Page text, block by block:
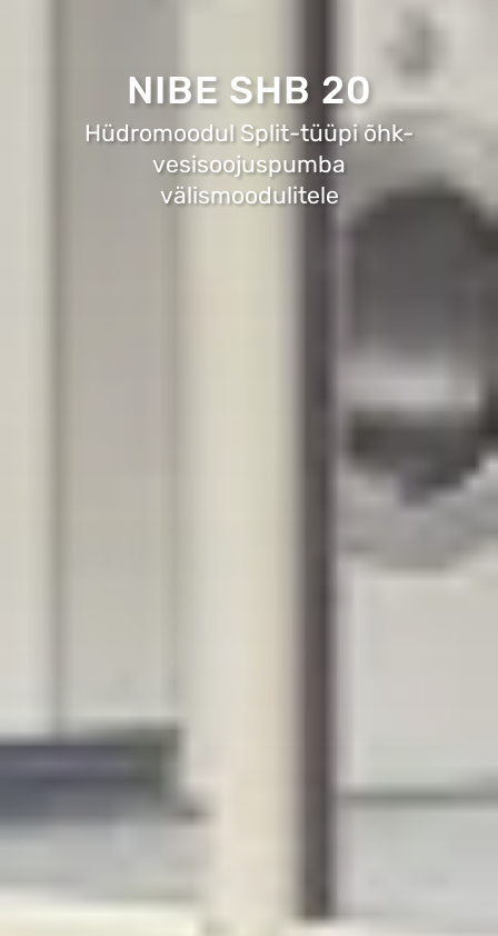
NIBE SHB 20
Hüdromoodul Split-tüüpi õhk-
vesisoojuspumba
välismoodulitele